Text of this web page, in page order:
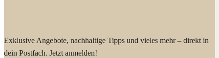
Exklusive Angebote, nachhaltige Tipps und vieles mehr – direkt in
dein Postfach. Jetzt anmelden!